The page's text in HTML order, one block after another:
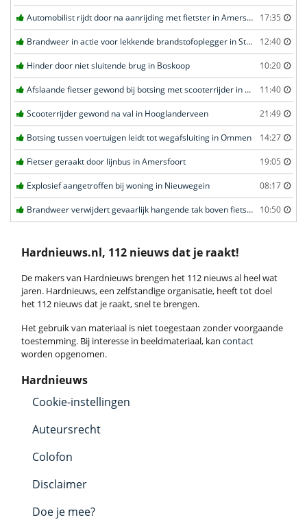
Automobilist rijdt door na aanrijding met fietster in Amersfoort 17:35
Brandweer in actie voor lekkende brandstofoplegger in Stroe 12:40
Hinder door niet sluitende brug in Boskoop 10:20
Afslaande fietser gewond bij botsing met scooterrijder in Katwijk 11:40
Scooterrijder gewond na val in Hooglanderveen 21:49
Botsing tussen voertuigen leidt tot wegafsluiting in Ommen 14:27
Fietser geraakt door lijnbus in Amersfoort 19:05
Explosief aangetroffen bij woning in Nieuwegein 08:17
Brandweer verwijdert gevaarlijk hangende tak boven fietspad in Barneveld 10:50
Hardnieuws.nl, 112 nieuws dat je raakt!
De makers van Hardnieuws brengen het 112 nieuws al heel wat
jaren. Hardnieuws, een zelfstandige organisatie, heeft tot doel
het 112 nieuws dat je raakt, snel te brengen.
Het gebruik van materiaal is niet toegestaan zonder voorgaande
toestemming. Bij interesse in beeldmateriaal, kan contact
worden opgenomen.
Hardnieuws
Cookie-instellingen
Auteursrecht
Colofon
Disclaimer
Doe je mee?